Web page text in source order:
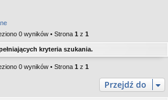
si
0 wyników • Strona 1 z 1
kryteria szukania.
0 wyników • Strona 1 z 1
Przejdź do